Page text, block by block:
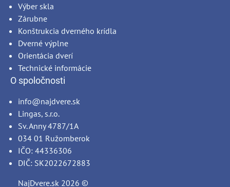
Výber skla
Zárubne
Konštrukcia dverného krídla
Dverné výplne
Orientácia dverí
Technické informácie
O spoločnosti
info@najdvere.sk
Lingas, s.r.o.
Sv. Anny 4787/1A
034 01 Ružomberok
IČO: 44336306
DIČ: SK2022672883
NajDvere.sk 2026 ©